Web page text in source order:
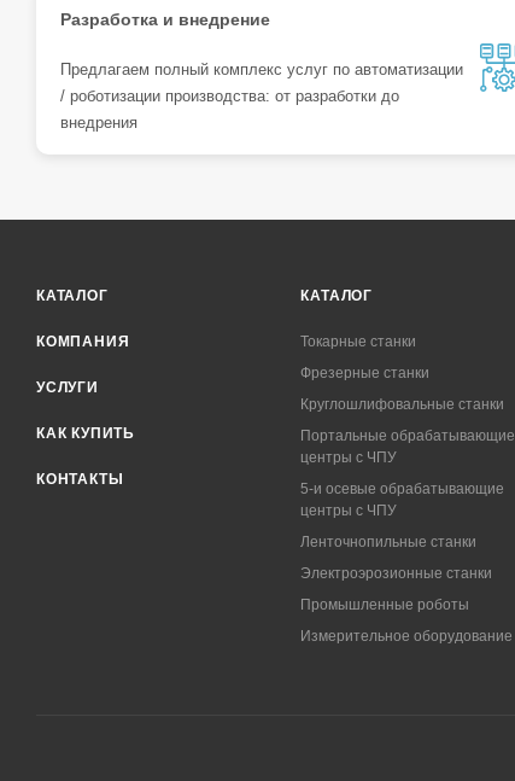
Разработка и внедрение
Предлагаем полный комплекс услуг по автоматизации
/ роботизации производства: от разработки до
внедрения
КАТАЛОГ
КОМПАНИЯ
УСЛУГИ
КАК КУПИТЬ
КОНТАКТЫ
КАТАЛОГ
Токарные станки
Фрезерные станки
Круглошлифовальные станки
Портальные обрабатывающие
центры с ЧПУ
5-и осевые обрабатывающие
центры с ЧПУ
Ленточнопильные станки
Электроэрозионные станки
Промышленные роботы
Измерительное оборудование